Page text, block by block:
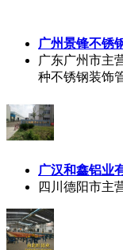
广州景锋不锈
广东广州市主
种不锈钢装饰
广汉和鑫铝业
四川德阳市主